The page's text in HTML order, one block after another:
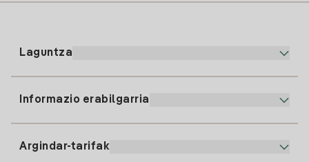
Laguntza
Informazio erabilgarria
Argindar-tarifak